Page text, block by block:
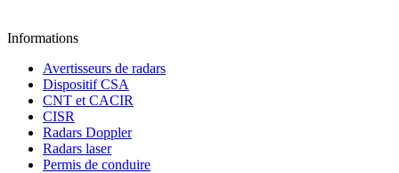
Informations
Avertisseurs de radars
Dispositif CSA
CNT et CACIR
CISR
Radars Doppler
Radars laser
Permis de conduire